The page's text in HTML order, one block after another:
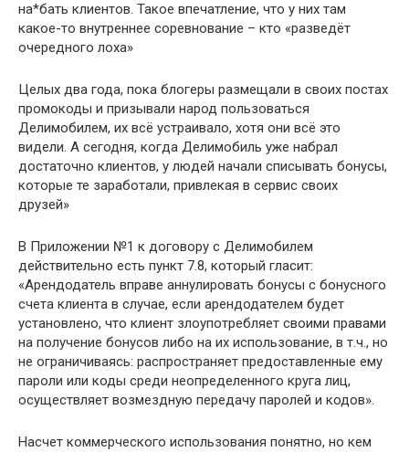
на*бать клиентов. Такое впечатление, что у них там
какое-то внутреннее соревнование – кто «разведёт
очередного лоха»
Целых два года, пока блогеры размещали в своих постах
промокоды и призывали народ пользоваться
Делимобилем, их всё устраивало, хотя они всё это
видели. А сегодня, когда Делимобиль уже набрал
достаточно клиентов, у людей начали списывать бонусы,
которые те заработали, привлекая в сервис своих
друзей»
В Приложении №1 к договору с Делимобилем
действительно есть пункт 7.8, который гласит:
«Арендодатель вправе аннулировать бонусы с бонусного
счета клиента в случае, если арендодателем будет
установлено, что клиент злоупотребляет своими правами
на получение бонусов либо на их использование, в т.ч., но
не ограничиваясь: распространяет предоставленные ему
пароли или коды среди неопределенного круга лиц,
осуществляет возмездную передачу паролей и кодов».
Насчет коммерческого использования понятно, но кем